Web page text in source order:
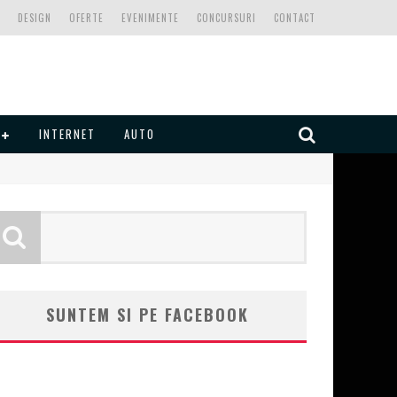
CONTACT
CONCURSURI
EVENIMENTE
OFERTE
DESIGN
INTERNET AUTO
SUNTEM SI PE FACEBOOK